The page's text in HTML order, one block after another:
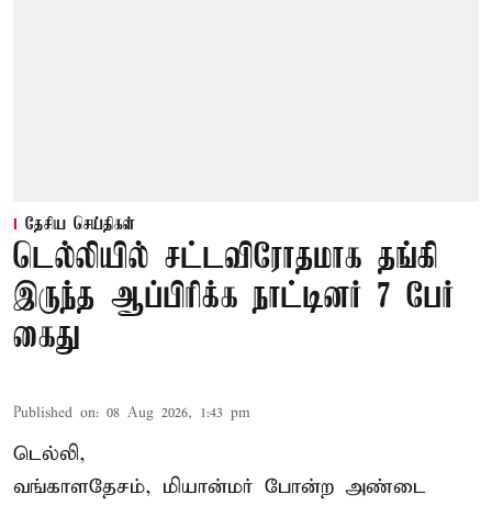
தேசிய செய்திகள்
டெல்லியில் சட்டவிரோதமாக தங்கி
இருந்த ஆப்பிரிக்க நாட்டினர் 7 பேர்
கைது
Published on: 08 Aug 2026, 1:43 pm
டெல்லி,
வங்காளதேசம், மியான்மர் போன்ற அண்டை